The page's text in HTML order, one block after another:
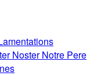
Noster Notre Pere